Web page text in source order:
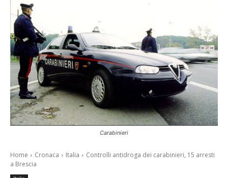
Carabinieri
Home Cronaca Italia
Controlli antidroga dei carabinieri, 15 arresti
a Brescia